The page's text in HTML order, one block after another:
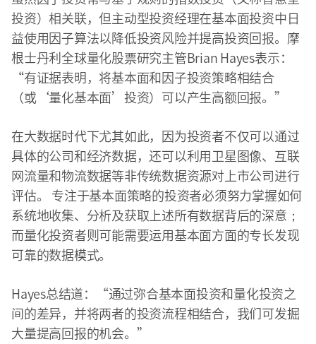
投资）相关联，但主动型投资经理在基本面投资中日
益使用因子算法以降低投资风险并提高投资回报。摩
根士丹利全球量化股票研究主管Brian Hayes表示：
“有证据表明，将基本面和因子投资策略相结合
（或‘量化基本面’投资）可以产生高额回报。”
在大数据时代下尤其如此，因为投资者不仅可以通过
具体的公司和经济数据，还可以利用卫星图像、互联
网流量和物流数据等非传统数据资源对上市公司进行
评估。 专注于基本面策略的投资者必须努力掌握如何
系统地收集、分析及获取上述所有数据背后的深意；
而量化投资者则可能需要运用基本面方面的专长发现
可靠的数据模式。
Hayes总结道：“通过弥合基本面投资和量化投资之
间的差异，并将两者的投资流程相结合，我们可发掘
大量提高回报的机会。”